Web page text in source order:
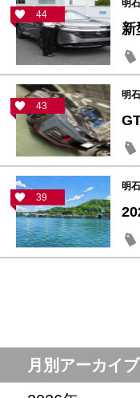
44
明
新
43
明
39
明
月別アーカイブ